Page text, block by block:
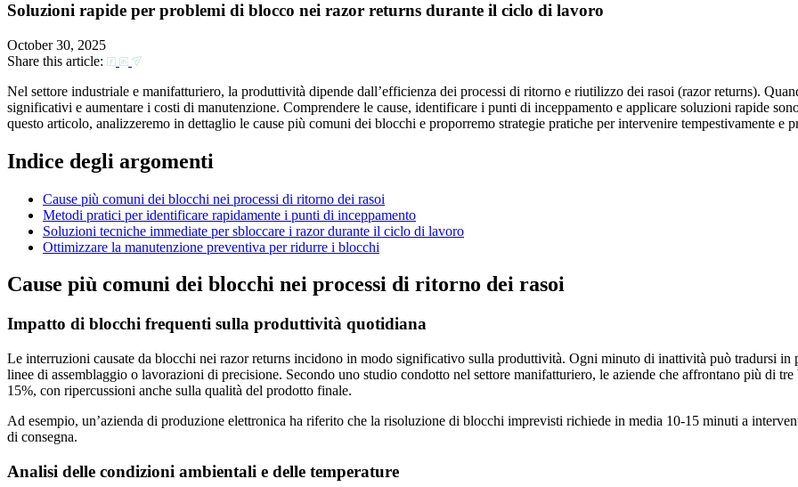
Soluzioni rapide per problemi di blocco nei razor returns durante il ciclo di lavoro
October 30, 2025
Share this article:
Nel settore industriale e manifatturiero, la produttività dipende dall’efficienza dei processi di ritorno e riutilizzo dei rasoi (razor returns).
significativi e aumentare i costi di manutenzione. Comprendere le cause, identificare i punti di inceppamento e applicare soluzioni rapide
questo articolo, analizzeremo in dettaglio le cause più comuni dei blocchi e proporremo strategie pratiche per intervenire tempestivamente e
Indice degli argomenti
Cause più comuni dei blocchi nei processi di ritorno dei rasoi
Metodi pratici per identificare rapidamente i punti di inceppamento
Soluzioni tecniche immediate per sbloccare i razor durante il ciclo di lavoro
Ottimizzare la manutenzione preventiva per ridurre i blocchi
Cause più comuni dei blocchi nei processi di ritorno dei rasoi
Impatto di blocchi frequenti sulla produttività quotidiana
Le interruzioni causate da blocchi nei razor returns incidono in modo significativo sulla produttività. Ogni minuto di inattività può tradursi in
linee di assemblaggio o lavorazioni di precisione. Secondo uno studio condotto nel settore manifatturiero, le aziende che affrontano più di
15%, con ripercussioni anche sulla qualità del prodotto finale.
Ad esempio, un’azienda di produzione elettronica ha riferito che la risoluzione di blocchi imprevisti richiede in media 10-15 minuti a
di consegna.
Analisi delle condizioni ambientali e delle temperature